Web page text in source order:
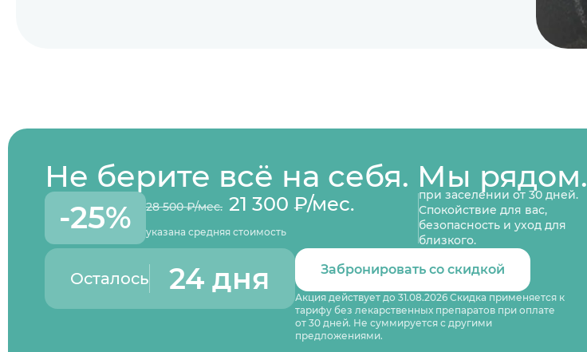
Не берите всё на себя. Мы рядом.
-25%
28 500 ₽/мес. 21 300 ₽/мес.
указана средняя стоимость
при заселении от 30 дней.
Спокойствие для вас,
безопасность и уход для
близкого.
Осталось 24 дня Забронировать со скидкой
Акция действует до 31.08.2026 Скидка применяется к
тарифу без лекарственных препаратов при оплате
от 30 дней. Не суммируется с другими
предложениями.